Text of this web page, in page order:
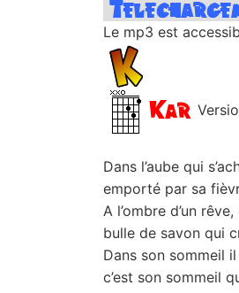
Le mp3 est
Dans l’aube qui
emporté par sa
A l’ombre d’un
bulle de savon qui
Dans son sommeil
c’est son sommeil